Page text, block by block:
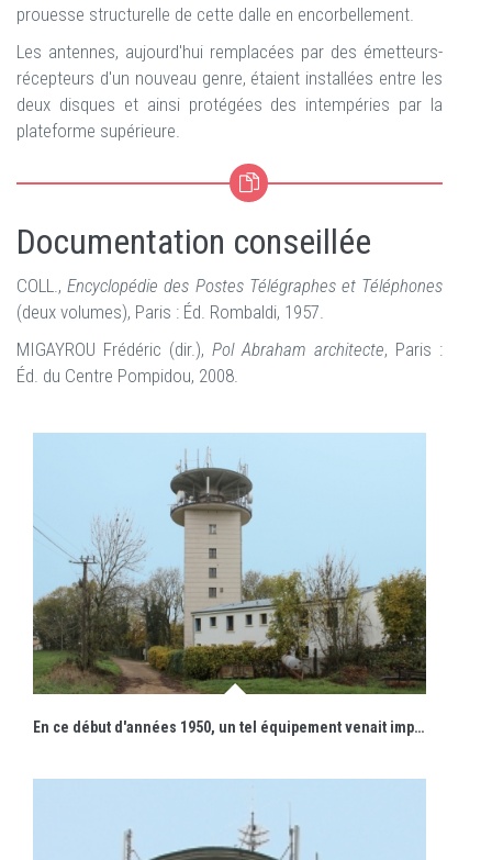
prouesse structurelle de cette dalle en encorbellement.
Les antennes, aujourd'hui remplacées par des émetteurs-
récepteurs d'un nouveau genre, étaient installées entre les
deux disques et ainsi protégées des intempéries par la
plateforme supérieure.
Documentation conseillée
COLL.,Encyclopédie des Postes Télégraphes et Téléphones
(deux volumes), Paris : Éd. Rombaldi, 1957.
MIGAYROU Frédéric (dir.), Pol Abraham architecte, Paris :
Éd. du Centre Pompidou, 2008.
En ce début d'années 1950, un tel équipement venait imposer des formes architecturales modernes dans des paysages plus ruraux et traditionnels.